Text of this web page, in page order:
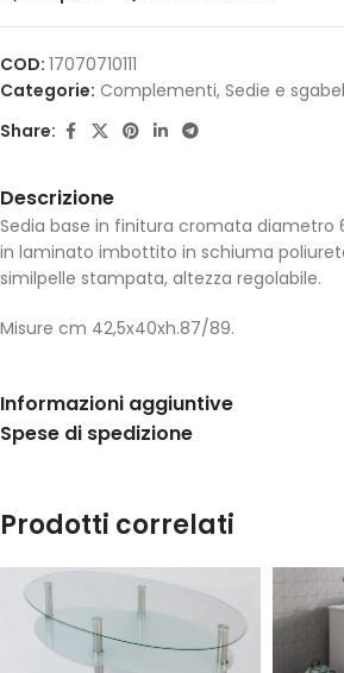
COD: 17070710111
Categorie: Complementi, Sedie e
Share:
Descrizione
Sedia base in finitura cromata diametro
in laminato imbottito in schiuma
similpelle stampata, altezza regolabile.
Misure cm 42,5x40xh.87/89.
Informazioni aggiuntive
Spese di spedizione
Prodotti correlati